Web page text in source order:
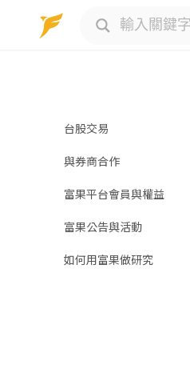
台股交易
股東須知
進階交易商品
交易規則說明
台股名詞大全
與券商合作
台新證券
富果平台會員與權益
富果公告與活動
如何用富果做研究